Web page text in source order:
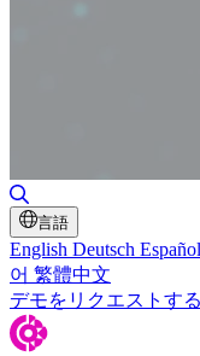
言語
English Deutsch Español
어 繁體中文
デモをリクエストする